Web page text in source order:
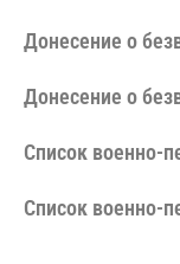
Донесение о
Донесение о
Cписок военно-
Cписок военно-